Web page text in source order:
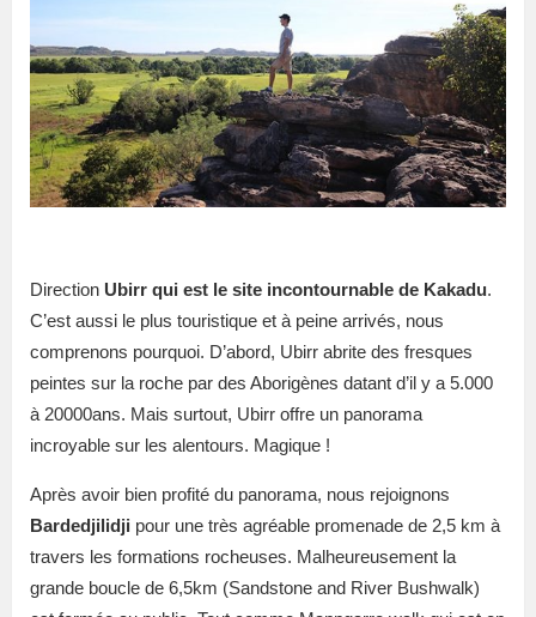
Direction Ubirr qui est le site incontournable de Kakadu.
C’est aussi le plus touristique et à peine arrivés, nous
comprenons pourquoi. D’abord, Ubirr abrite des fresques
peintes sur la roche par des Aborigènes datant d’il y a 5.000
à 20000ans. Mais surtout, Ubirr offre un panorama
incroyable sur les alentours. Magique !
Après avoir bien profité du panorama, nous rejoignons
Bardedjilidji pour une très agréable promenade de 2,5 km à
travers les formations rocheuses. Malheureusement la
grande boucle de 6,5km (Sandstone and River Bushwalk)